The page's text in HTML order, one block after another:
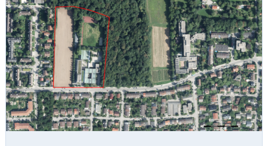
Manzostraße